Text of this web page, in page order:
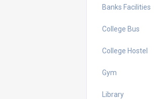
Banks Facilities
College Bus
College Hostel
Gym
Library